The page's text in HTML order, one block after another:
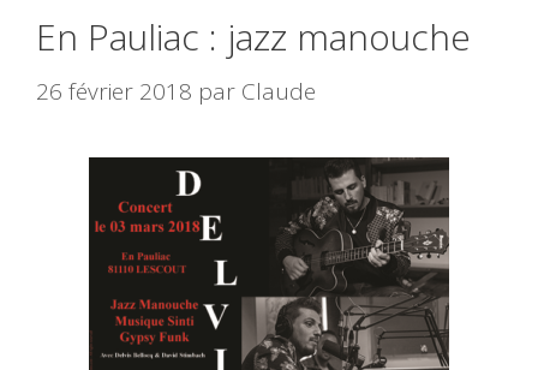
En Pauliac : jazz manouche
26 février 2018 par Claude